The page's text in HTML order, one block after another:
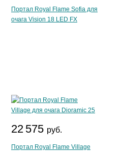
Портал Royal Flame Sofia для
очага Vision 18 LED FX
22 575 руб.
Портал Royal Flame Village